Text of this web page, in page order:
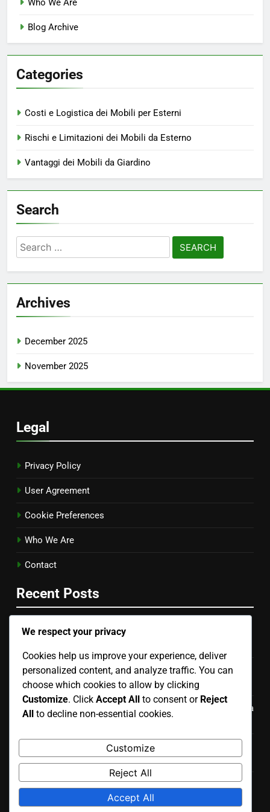
Who We Are
Blog Archive
Categories
Costi e Logistica dei Mobili per Esterni
Rischi e Limitazioni dei Mobili da Esterno
Vantaggi dei Mobili da Giardino
Search
Search
for:
Archives
December 2025
November 2025
Legal
Privacy Policy
User Agreement
Cookie Preferences
Who We Are
Contact
Recent Posts
Set Da Pranzo Per Esterni: Spazio ottimizzato, Materiali
Poltrone Da Esterno In Alluminio: Costo contenuto,
Durata, Manutenzione minima
Tavoli Pieghevoli: Economici, Facili da riporre, Versatilità
Lettini Da Giardino: Costo medio, Comfort, Varietà di
stili
Tavoli Da Giardino In Vetro: Rischio di rottura,
Manutenzione, Pulizia
We respect your privacy
Cookies help us improve your experience, deliver
personalized content, and analyze traffic. You can
choose which cookies to allow by clicking
Customize. Click Accept All to consent or Reject
All to decline non-essential cookies.
Customize
Reject All
Accept All